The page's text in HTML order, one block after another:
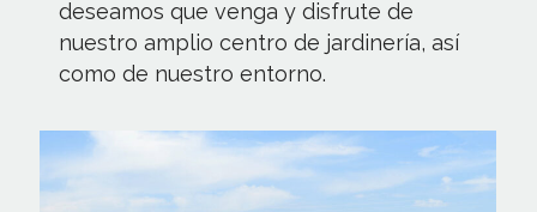
deseamos que venga y disfrute de
nuestro amplio centro de jardinería, así
como de nuestro entorno.